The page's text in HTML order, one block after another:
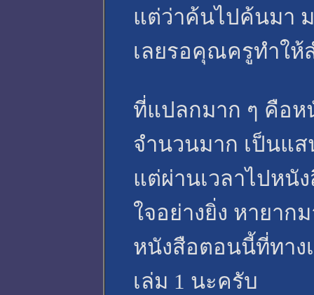
แต่ว่าค้นไปค้นมา
เลยรอคุณครูทำให้
ที่แปลกมาก ๆ คือห
จำนวนมาก เป็นแ
แต่ผ่านเวลาไปหนั
ใจอย่างยิ่ง หายาก
หนังสือตอนนี้ที่ทาง
เล่ม 1 นะครับ